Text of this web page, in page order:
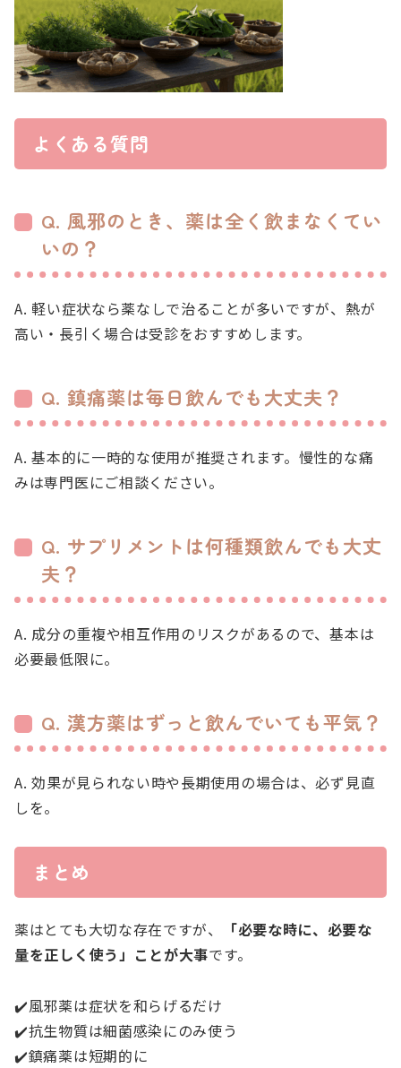
よくある質問
Q. 風邪のとき、薬は全く飲まなくてい
いの？
A. 軽い症状なら薬なしで治ることが多いですが、熱が
高い・長引く場合は受診をおすすめします。
Q. 鎮痛薬は毎日飲んでも大丈夫？
A. 基本的に一時的な使用が推奨されます。慢性的な痛
みは専門医にご相談ください。
Q. サプリメントは何種類飲んでも大丈
夫？
A. 成分の重複や相互作用のリスクがあるので、基本は
必要最低限に。
Q. 漢方薬はずっと飲んでいても平気？
A. 効果が見られない時や長期使用の場合は、必ず見直
しを。
まとめ
薬はとても大切な存在ですが、
「必要な時に、必要な
量を正しく使う」ことが大事です。
✔️風邪薬は症状を和らげるだけ
✔️抗生物質は細菌感染にのみ使う
✔️鎮痛薬は短期的に